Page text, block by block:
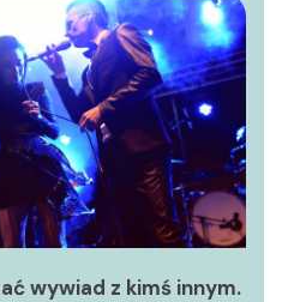
wywiad z kimś innym.